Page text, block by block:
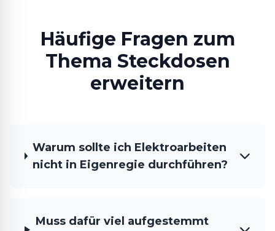
Häufige Fragen zum
Thema Steckdosen
erweitern
Warum sollte ich Elektroarbeiten
nicht in Eigenregie durchführen?
Muss dafür viel aufgestemmt